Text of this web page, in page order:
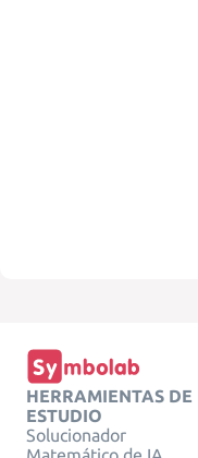
HERRAMIENTAS DE
ESTUDIO
Solucionador